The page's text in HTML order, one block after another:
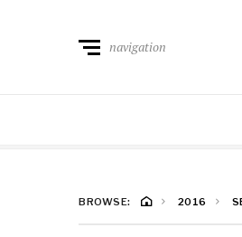
navigation
BROWSE: 2016